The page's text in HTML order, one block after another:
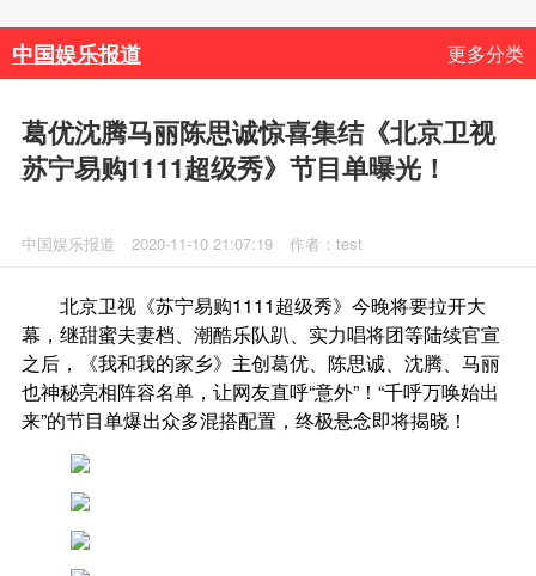
中国娱乐报道 更多分类
葛优沈腾马丽陈思诚惊喜集结《北京卫视
苏宁易购1111超级秀》节目单曝光！
中国娱乐报道 2020-11-10 21:07:19 作者：test
北京卫视《苏宁易购1111超级秀》今晚将要拉开大
幕，继甜蜜夫妻档、潮酷乐队趴、实力唱将团等陆续官宣
之后，《我和我的家乡》主创葛优、陈思诚、沈腾、马丽
也神秘亮相阵容名单，让网友直呼“意外”！“千呼万唤始出
来”的节目单爆出众多混搭配置，终极悬念即将揭晓！